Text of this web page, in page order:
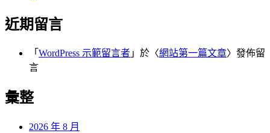
近期留言
「 WordPress 示範留言者 」於〈網站第一篇文章〉發佈留
言
彙整
2026 年 8 月